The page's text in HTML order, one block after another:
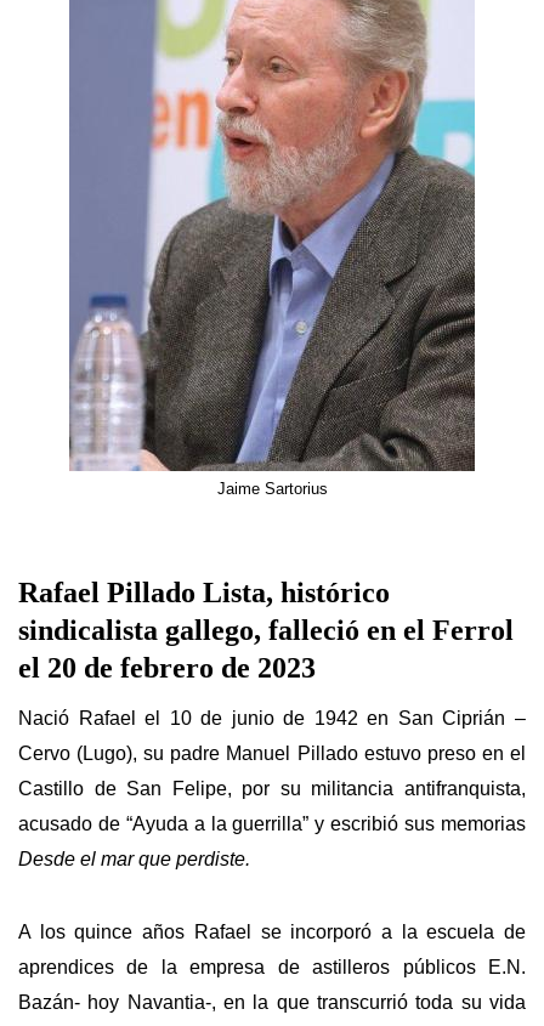
Jaime Sartorius
Rafael Pillado Lista, histórico
sindicalista gallego, falleció en el Ferrol
el 20 de febrero de 2023
Nació Rafael el 10 de junio de 1942 en San Ciprián –
Cervo (Lugo), su padre Manuel Pillado estuvo preso en el
Castillo de San Felipe, por su militancia antifranquista,
acusado de “Ayuda a la guerrilla” y escribió sus memorias
Desde el mar que perdiste.
A los quince años Rafael se incorporó a la escuela de
aprendices de la empresa de astilleros públicos E.N.
Bazán- hoy Navantia-, en la que transcurrió toda su vida